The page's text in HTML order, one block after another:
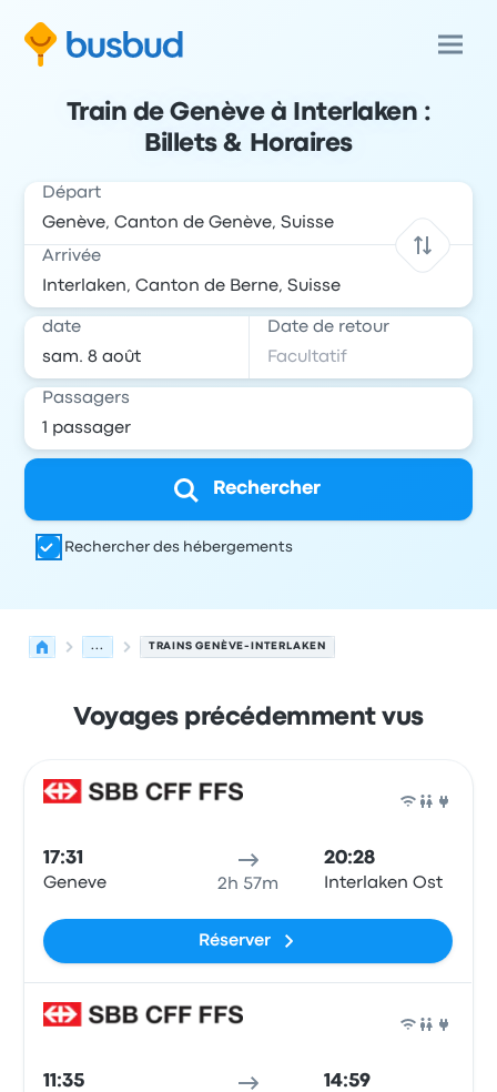
Train de Genève à Interlaken :
Billets & Horaires
Départ
Arrivée
date Date de retour
Passagers
Rechercher
Rechercher des hébergements
... TRAINS GENÈVE-INTERLAKEN
Voyages précédemment vus
17:31
Geneve 2h 57m
20:28
Interlaken Ost
Réserver
11:35 14:59